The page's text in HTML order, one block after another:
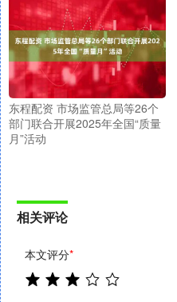
东程配资 市场监管总局等26个
部门联合开展2025年全国“质量
月”活动
相关评论
本文评分*